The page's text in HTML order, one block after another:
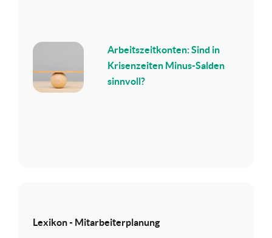
Arbeitszeitkonten: Sind in
Krisenzeiten Minus-Salden
sinnvoll?
Lexikon - Mitarbeiterplanung